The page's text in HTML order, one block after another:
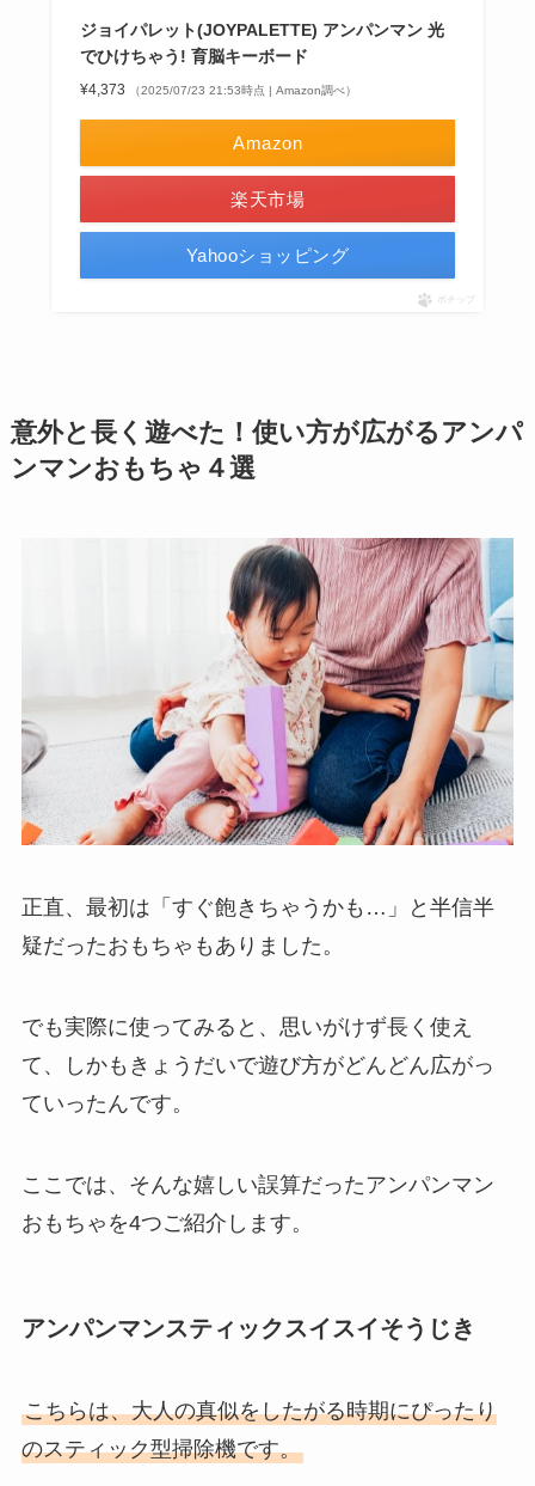
ジョイパレット(JOYPALETTE) アンパンマン 光
でひけちゃう! 育脳キーボード
¥4,373 （2025/07/23 21:53時点 | Amazon調べ）
Amazon
楽天市場
Yahooショッピング
ポチップ
意外と長く遊べた！使い方が広がるアンパ
ンマンおもちゃ４選
正直、最初は「すぐ飽きちゃうかも…」と半信半
疑だったおもちゃもありました。
でも実際に使ってみると、思いがけず長く使え
て、しかもきょうだいで遊び方がどんどん広がっ
ていったんです。
ここでは、そんな嬉しい誤算だったアンパンマン
おもちゃを4つご紹介します。
アンパンマンスティックスイスイそうじき
こちらは、大人の真似をしたがる時期にぴったり
のスティック型掃除機です。